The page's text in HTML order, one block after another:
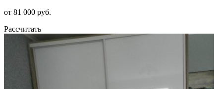
от 81 000 руб.
Рассчитать